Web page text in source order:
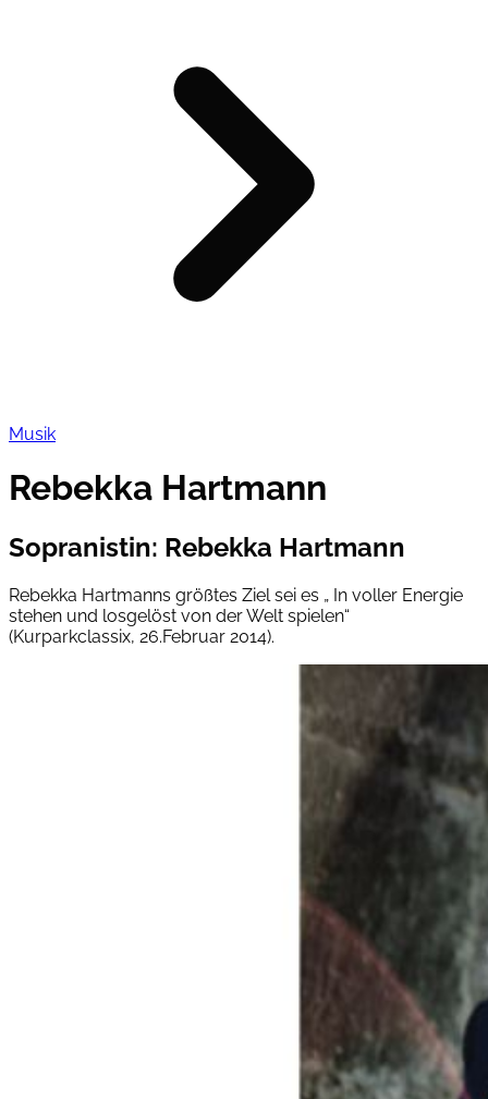
Musik
Rebekka Hartmann
Sopranistin: Rebekka Hartmann
Rebekka Hartmanns größtes Ziel sei es „ In voller Energie
stehen und losgelöst von der Welt spielen“
(Kurparkclassix, 26.Februar 2014).